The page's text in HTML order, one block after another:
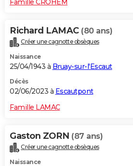
Famille CROHEM
Richard LAMAC (80 ans)
Créer une cagnotte obsèques
Naissance
25/04/1943 à Bruay-sur-l'Escaut
Décès
02/06/2023 à Escautpont
Famille LAMAC
Gaston ZORN (87 ans)
Créer une cagnotte obsèques
Naissance